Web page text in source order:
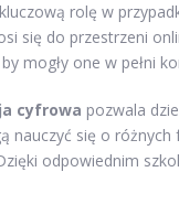
rolę w
się do przestrzeni
mogły one w pełni
cyfrowa pozwala
nauczyć się o
odpowiednim